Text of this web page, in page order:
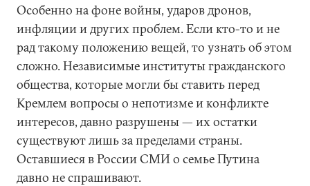
Особенно на фоне войны, ударов дронов,
инфляции и других проблем. Если кто-то и не
рад такому положению вещей, то узнать об этом
сложно. Независимые институты гражданского
общества, которые могли бы ставить перед
Кремлем вопросы о непотизме и конфликте
интересов, давно разрушены — их остатки
существуют лишь за пределами страны.
Оставшиеся в России СМИ о семье Путина
давно не спрашивают.